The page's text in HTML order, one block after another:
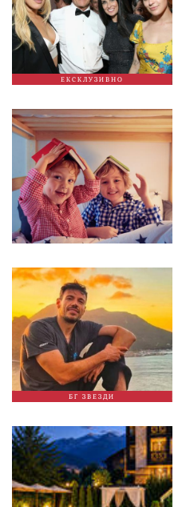
ЕКСКЛУЗИВНО
БГ ЗВЕЗДИ